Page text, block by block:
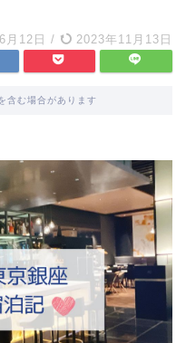
月12日 / 2023年11月13日
含む場合があります